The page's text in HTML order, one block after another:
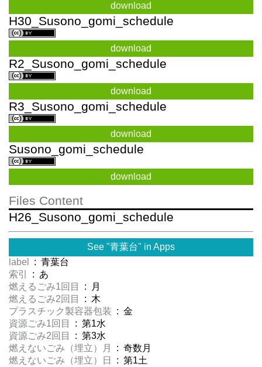
download
H30_Susono_gomi_schedule
download
R2_Susono_gomi_schedule
download
R3_Susono_gomi_schedule
download
Susono_gomi_schedule
download
Files Content
H26_Susono_gomi_schedule
See "青葉台" in Apps
label
: 青葉台
索引
: あ
燃えるごみ1回目
: 月
燃えるごみ2回目
: 木
プラスチック製容器包装 : 金
資源ごみ1回目
: 第1水
資源ごみ2回目
: 第3水
燃えないごみ（埋立）月
: 奇数月
燃えないごみ（埋立）日
: 第1土